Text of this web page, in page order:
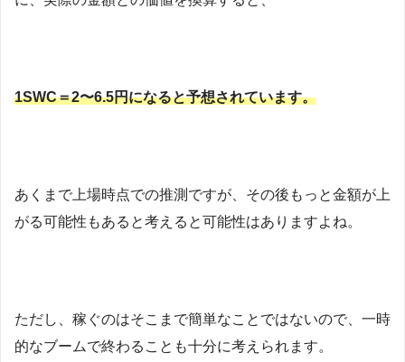
1SWC＝2〜6.5円になると予想されています。
あくまで上場時点での推測ですが、その後もっと金額が上
がる可能性もあると考えると可能性はありますよね。
ただし、稼ぐのはそこまで簡単なことではないので、一時
的なブームで終わることも十分に考えられます。